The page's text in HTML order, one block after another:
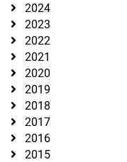
2024
2023
2022
2021
2020
2019
2018
2017
2016
2015